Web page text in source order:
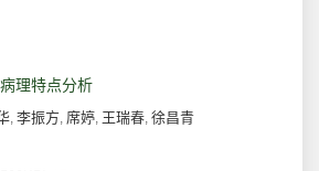
理特点分析
, 李振方, 席婷, 王瑞春, 徐昌青